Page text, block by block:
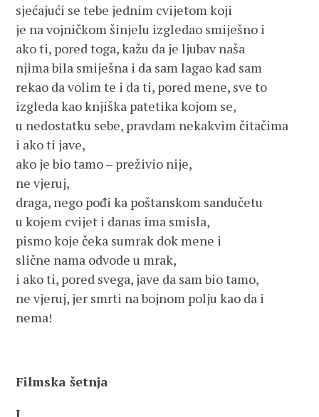
sjećajući se tebe jednim cvijetom koji
je na vojničkom šinjelu izgledao smiješno i
ako ti, pored toga, kažu da je ljubav naša
njima bila smiješna i da sam lagao kad sam
rekao da volim te i da ti, pored mene, sve to
izgleda kao knjiška patetika kojom se,
u nedostatku sebe, pravdam nekakvim čitačima
i ako ti jave,
ako je bio tamo – preživio nije,
ne vjeruj,
draga, nego pođi ka poštanskom sandučetu
u kojem cvijet i danas ima smisla,
pismo koje čeka sumrak dok mene i
slične nama odvode u mrak,
i ako ti, pored svega, jave da sam bio tamo,
ne vjeruj, jer smrti na bojnom polju kao da i
nema!
Filmska šetnja
I